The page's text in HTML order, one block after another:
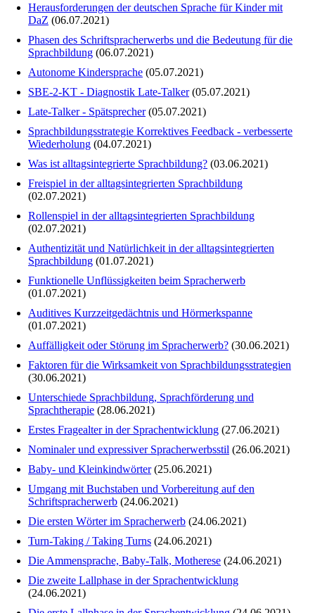
Herausforderungen der deutschen Sprache für Kinder mit
DaZ (06.07.2021)
Phasen des Schriftspracherwerbs und die Bedeutung für die
Sprachbildung (06.07.2021)
Autonome Kindersprache (05.07.2021)
SBE-2-KT - Diagnostik Late-Talker(05.07.2021)
Late-Talker - Spätsprecher(05.07.2021)
Sprachbildungsstrategie Korrektives Feedback - verbesserte
Wiederholung (04.07.2021)
Was ist alltagsintegrierte Sprachbildung? (03.06.2021)
Freispiel in der alltagsintegrierten Sprachbildung
(02.07.2021)
Rollenspiel in der alltagsintegrierten Sprachbildung
(02.07.2021)
Authentizität und Natürlichkeit in der alltagsintegrierten
Sprachbildung (01.07.2021)
Funktionelle Unflüssigkeiten beim Spracherwerb
(01.07.2021)
Auditives Kurzzeitgedächtnis und Hörmerkspanne
(01.07.2021)
Auffälligkeit oder Störung im Spracherwerb? (30.06.2021)
Faktoren für die Wirksamkeit von Sprachbildungsstrategien
(30.06.2021)
Unterschiede Sprachbildung, Sprachförderung und
Sprachtherapie (28.06.2021)
Erstes Fragealter in der Sprachentwicklung (27.06.2021)
Nominaler und expressiver Spracherwerbsstil (26.06.2021)
Baby- und Kleinkindwörter(25.06.2021)
Umgang mit Buchstaben und Vorbereitung auf den
Schriftspracherwerb (24.06.2021)
Die ersten Wörter im Spracherwerb (24.06.2021)
Turn-Taking / Taking Turns (24.06.2021)
Die Ammensprache, Baby-Talk, Motherese (24.06.2021)
Die zweite Lallphase in der Sprachentwicklung
(24.06.2021)